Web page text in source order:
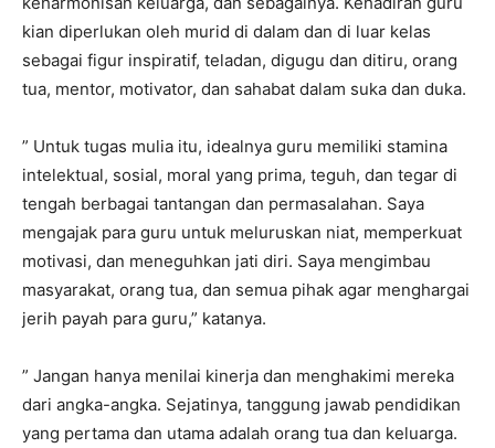
kian diperlukan oleh murid di dalam dan di luar kelas
sebagai figur inspiratif, teladan, digugu dan ditiru, orang
tua, mentor, motivator, dan sahabat dalam suka dan duka.
” Untuk tugas mulia itu, idealnya guru memiliki stamina
intelektual, sosial, moral yang prima, teguh, dan tegar di
tengah berbagai tantangan dan permasalahan. Saya
mengajak para guru untuk meluruskan niat, memperkuat
motivasi, dan meneguhkan jati diri. Saya mengimbau
masyarakat, orang tua, dan semua pihak agar menghargai
jerih payah para guru,” katanya.
” Jangan hanya menilai kinerja dan menghakimi mereka
dari angka-angka. Sejatinya, tanggung jawab pendidikan
yang pertama dan utama adalah orang tua dan keluarga.